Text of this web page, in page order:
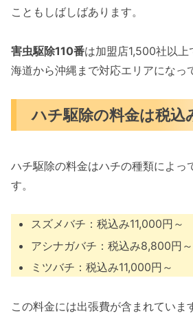
こともしばしばあります。
害虫駆除110番は加盟店1,500社以
海道から沖縄まで対応エリアになっ
ハチ駆除の料金は税
ハチ駆除の料金はハチの種類によっ
す。
スズメバチ：税込み11,000円～
アシナガバチ：税込み8,800円～
ミツバチ：税込み11,000円～
この料金には出張費が含まれていま